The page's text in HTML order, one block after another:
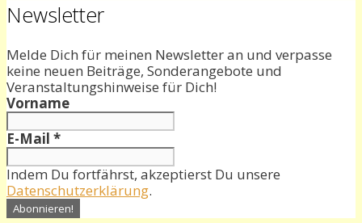
Newsletter
Melde Dich für meinen Newsletter an und verpasse
keine neuen Beiträge, Sonderangebote und
Veranstaltungshinweise für Dich!
Vorname
E-Mail *
Indem Du fortfährst, akzeptierst Du unsere
Datenschutzerklärung.